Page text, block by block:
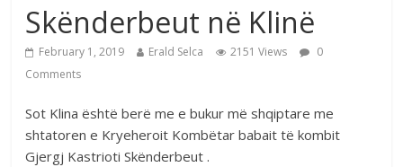
Skënderbeut në Klinë
February 1, 2019 Erald Selca 2151 Views
0
Comments
Sot Klina është berë me e bukur më shqiptare me
shtatoren e Kryeheroit Kombëtar babait të kombit
Gjergj Kastrioti Skënderbeut .